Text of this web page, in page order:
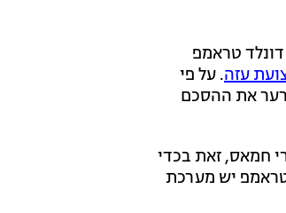
דונלד טראמפ
עזה. על פי
את ההסכם
חמאס, זאת בכדי
יש מערכת